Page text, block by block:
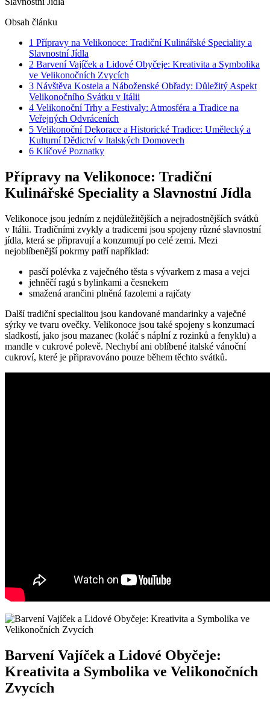
Obsah článku
1 Přípravy na Velikonoce: Tradiční Kulinářské Speciality a
Slavnostní Jídla
2 Barvení Vajíček a Lidové Obyčeje: Kreativita a Symbolika
ve Velikonočních Zvycích
3 Návštěva Kostela a Náboženské Obřady: Důležitý Aspekt
Velikonočního Svátku v Itálii
4 Velikonoční Trhy a Festivaly: Atmosféra a Tradice na
Veřejných Odvráceních
5 Velikonoční Dekorace a Historické Tradice: Umělecký a
Kulturní Dědictví v Italských Domovech
6 Klíčové Poznatky
Přípravy na Velikonoce: Tradiční
Kulinářské Speciality a Slavnostní Jídla
Velikonoce jsou jedním z nejdůležitějších a nejradostnějších svátků
v Itálii. Tradičními zvykly a tradicemi jsou spojeny různé slavnostní
jídla, která se připravují a konzumují po celé zemi. Mezi
nejoblíbenější pokrmy patří například:
pasčí polévka z vaječného těsta s vývarkem z masa a vejci
jehněčí ragú s bylinkami a česnekem
smažená arančini plněná fazolemi a rajčaty
Další tradiční specialitou jsou kandované mandarinky a vaječné
sýrky ve tvaru ovečky. Velikonoce jsou také spojeny s konzumací
sladkostí, jako jsou mazanec (koláč s náplní z rozinků a fenyklu) a
mandle v cukrové polevě. Nechybí ani oblíbené italské vánoční
cukroví, které je připravováno pouze během těchto svátků.
Barvení Vajíček a Lidové Obyčeje:
Kreativita a Symbolika ve Velikonočních
Zvycích